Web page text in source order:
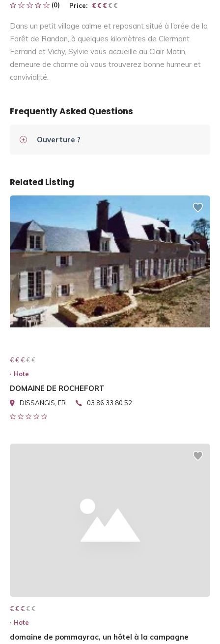
(0) Price: € € € € €
€ € €
Dans un petit village calme et reposant situé à l’orée de la
Forêt de Randan, à quelques kilomètres de Clermont
Ferrand et Vichy, Sylvie vous accueille au Clair Matin,
demeure de charme où vous trouverez bonne humeur et
convivialité.
Frequently Asked Questions
Ouverture ?
Related Listing
€ € € € €
€ € €
Hote
DOMAINE DE ROCHEFORT
DISSANGIS, FR 03 86 33 80 52
€ € € € €
€ € €
Hote
domaine de pommayrac, un hôtel à la campagne